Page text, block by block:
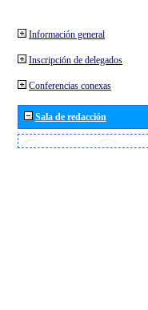
Información general
Inscripción de delegados
Conferencias conexas
Sala de redacción